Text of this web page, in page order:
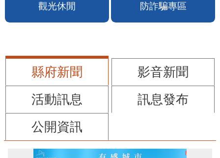
觀光休閒 防詐騙專區
縣府新聞
影音新聞
活動訊息
訊息發布
公開資訊